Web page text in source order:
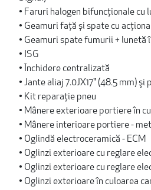
• Faruri halogen bifuncționale cu
• Geamuri față și spate cu
• Geamuri spate fumurii + lunetă
• ISG
• Închidere centralizată
• Jante aliaj 7.0JX17" (48.5 mm) şi
• Kit reparație pneu
• Mânere exterioare portiere în
• Mânere interioare portiere -
• Oglindă electroceramică - ECM
• Oglinzi exterioare cu reglare
• Oglinzi exterioare cu reglare
• Oglinzi exterioare în culoarea